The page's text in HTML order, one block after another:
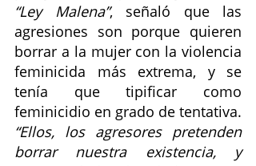
“Ley Malena”, señaló que las
agresiones son porque quieren
borrar a la mujer con la violencia
feminicida más extrema, y se
tenía que tipificar como
feminicidio en grado de tentativa.
“Ellos, los agresores pretenden
borrar nuestra existencia, y